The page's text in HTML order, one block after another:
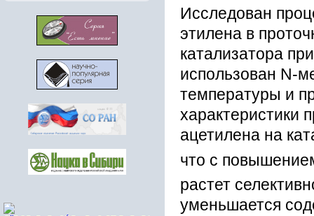
Исследован
этилена в
катализатора
использован N-
температуры и
характеристики
ацетилена на
что с
растет
уменьшается